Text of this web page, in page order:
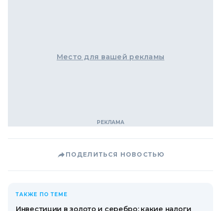
Место для вашей рекламы
ПОДЕЛИТЬСЯ НОВОСТЬЮ
ТАКЖЕ ПО ТЕМЕ
Инвестиции в золото и серебро: какие налоги